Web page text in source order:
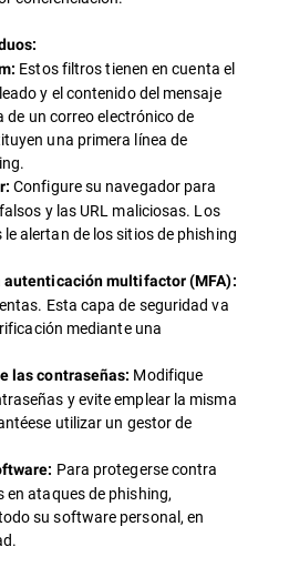
Estos filtros tienen en cuenta el
y el contenido del mensaje
un correo electrónico de
una primera línea de
Configure su navegador para
y las URL maliciosas. Los
alertan de los sitios de phishing
multifactor (MFA):
Esta capa de seguridad va
mediante una
las contraseñas: Modifique
y evite emplear la misma
utilizar un gestor de
Para protegerse contra
en ataques de phishing,
su software personal, en